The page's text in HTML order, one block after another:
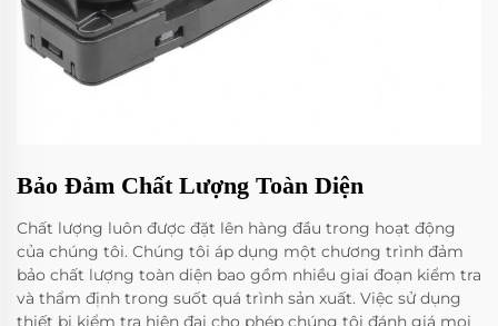
Bảo Đảm Chất Lượng Toàn Diện
Chất lượng luôn được đặt lên hàng đầu trong hoạt động
của chúng tôi. Chúng tôi áp dụng một chương trình đảm
bảo chất lượng toàn diện bao gồm nhiều giai đoạn kiểm tra
và thẩm định trong suốt quá trình sản xuất. Việc sử dụng
thiết bị kiểm tra hiện đại cho phép chúng tôi đánh giá mọi